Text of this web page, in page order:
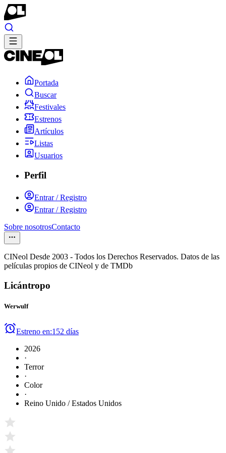
Portada
Buscar
Festivales
Estrenos
Artículos
Listas
Usuarios
Perfil
Entrar / Registro
Entrar / Registro
Sobre nosotrosContacto
CINeol Desde 2003 - Todos los Derechos Reservados. Datos de las
películas propios de CINeol y de TMDb
Licántropo
Werwulf
Estreno en:152 días
2026
·
Terror
·
Color
·
Reino Unido / Estados Unidos